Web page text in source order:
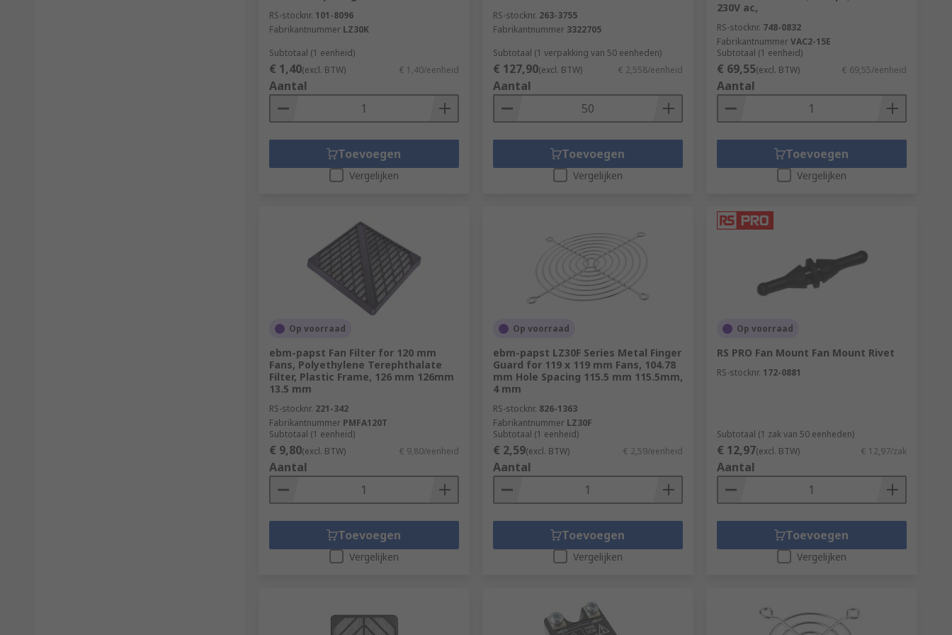
RS-stocknr. 101-8096
Fabrikantnummer LZ30K
Subtotaal (1 eenheid)
€ 1,40(excl. BTW) € 1,40/eenheid
Aantal
Toevoegen
Vergelijken
RS-stocknr. 263-3755
Fabrikantnummer 3322705
Subtotaal (1 verpakking van 50 eenheden)
€ 127,90(excl. BTW) € 2,558/eenheid
Aantal
Toevoegen
Vergelijken
230V ac,
RS-stocknr. 748-0832
FabrikantnummerVAC2-15E
Subtotaal (1 eenheid)
€ 69,55(excl. BTW) € 69,55/eenheid
Aantal
Toevoegen
Vergelijken
Op voorraad
ebm-papst Fan Filter for 120 mm
Fans, Polyethylene Terephthalate
Filter, Plastic Frame, 126 mm 126mm
13.5 mm
RS-stocknr. 221-342
Fabrikantnummer PMFA120T
Subtotaal (1 eenheid)
€ 9,80(excl. BTW) € 9,80/eenheid
Aantal
Toevoegen
Vergelijken
Op voorraad
ebm-papst LZ30F Series Metal Finger
Guard for 119 x 119 mm Fans, 104.78
mm Hole Spacing 115.5 mm 115.5mm,
4 mm
RS-stocknr. 826-1363
Fabrikantnummer LZ30F
Subtotaal (1 eenheid)
€ 2,59(excl. BTW) € 2,59/eenheid
Aantal
Toevoegen
Vergelijken
Op voorraad
RS PRO Fan Mount Fan Mount Rivet
RS-stocknr. 172-0881
Subtotaal (1 zak van 50 eenheden)
€ 12,97(excl. BTW) € 12,97/zak
Aantal
Toevoegen
Vergelijken